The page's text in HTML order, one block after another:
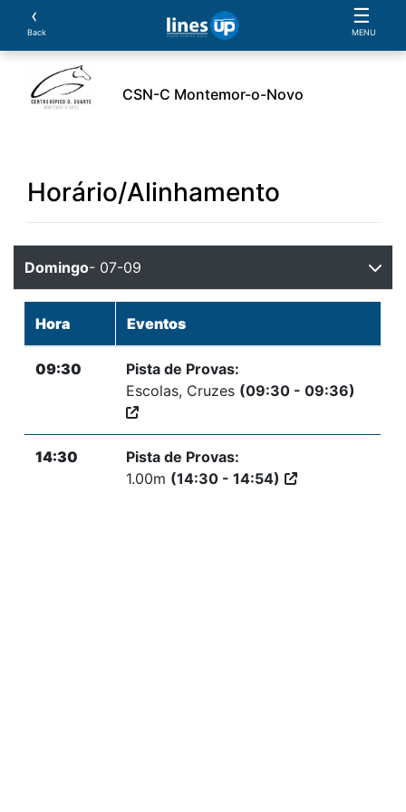
‹
Back
☰
MENU
CSN-C Montemor-o-Novo
Horário/Alinhamento
Domingo- 07-09
Hora Eventos
09:30
Pista de Provas:
Escolas, Cruzes (09:30 - 09:36)
14:30
Pista de Provas:
1.00m (14:30 - 14:54)